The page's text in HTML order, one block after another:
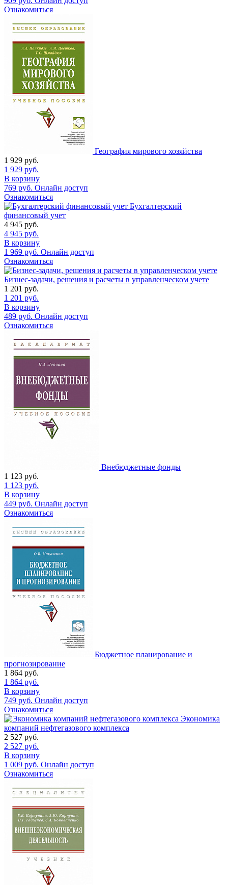
Ознакомиться
География мирового хозяйства
1 929 руб.
1 929 руб.
В корзину
769 руб. Онлайн доступ
Ознакомиться
Бухгалтерский
финансовый учет
4 945 руб.
4 945 руб.
В корзину
1 969 руб. Онлайн доступ
Ознакомиться
Бизнес-задачи, решения и расчеты в управленческом учете
1 201 руб.
1 201 руб.
В корзину
489 руб. Онлайн доступ
Ознакомиться
Внебюджетные фонды
1 123 руб.
1 123 руб.
В корзину
449 руб. Онлайн доступ
Ознакомиться
Бюджетное планирование и
прогнозирование
1 864 руб.
1 864 руб.
В корзину
749 руб. Онлайн доступ
Ознакомиться
Экономика
компаний нефтегазового комплекса
2 527 руб.
2 527 руб.
В корзину
1 009 руб. Онлайн доступ
Ознакомиться